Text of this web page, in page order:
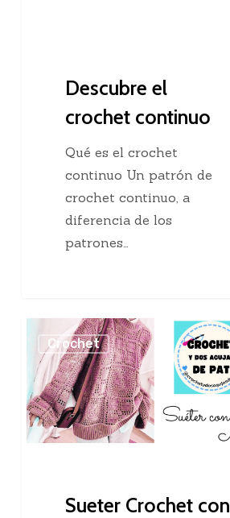
Descubre el
crochet continuo
Qué es el crochet
continuo Un patrón de
crochet continuo, a
diferencia de los
patrones…
Crochet
con
Cuadros
Crochet
Sueter Crochet con